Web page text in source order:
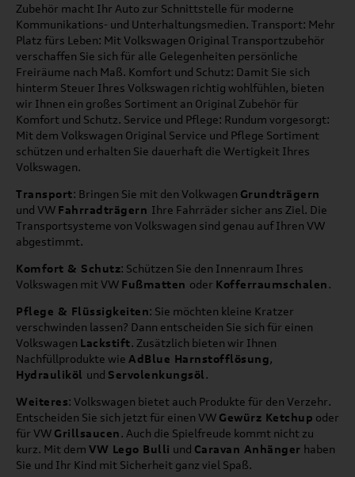
Zubehör macht Ihr Auto zur Schnittstelle für moderne
Kommunikations- und Unterhaltungsmedien. Transport: Mehr
Platz fürs Leben: Mit Volkswagen Original Transportzubehör
verschaffen Sie sich für alle Gelegenheiten persönliche
Freiräume nach Maß. Komfort und Schutz: Damit Sie sich
hinterm Steuer Ihres Volkswagen richtig wohlfühlen, bieten
wir Ihnen ein großes Sortiment an Original Zubehör für
Komfort und Schutz. Service und Pflege: Rundum vorgesorgt:
Mit dem Volkswagen Original Service und Pflege Sortiment
schützen und erhalten Sie dauerhaft die Wertigkeit Ihres
Volkswagen.
Transport: Bringen Sie mit den Volkwagen Grundträgern
und VW Fahrradträgern Ihre Fahrräder sicher ans Ziel. Die
Transportsysteme von Volkswagen sind genau auf Ihren VW
abgestimmt.
Komfort & Schutz: Schützen Sie den Innenraum Ihres
Volkswagen mit VW Fußmatten oder Kofferraumschalen.
Pflege & Flüssigkeiten: Sie möchten kleine Kratzer
verschwinden lassen? Dann entscheiden Sie sich für einen
Volkswagen Lackstift. Zusätzlich bieten wir Ihnen
Nachfüllprodukte wie AdBlue Harnstofflösung,
Hydrauliköl und Servolenkungsöl.
Weiteres: Volkswagen bietet auch Produkte für den Verzehr.
Entscheiden Sie sich jetzt für einen VW Gewürz Ketchup oder
für VW Grillsaucen. Auch die Spielfreude kommt nicht zu
kurz. Mit dem VW Lego Bulli und Caravan Anhänger haben
Sie und Ihr Kind mit Sicherheit ganz viel Spaß.